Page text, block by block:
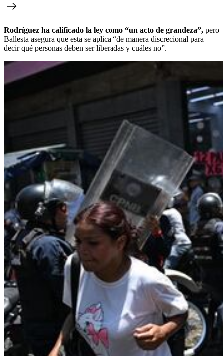
Rodríguez ha calificado la ley como “un acto de grandeza”, pero
Ballesta asegura que esta se aplica “de manera discrecional para
decir qué personas deben ser liberadas y cuáles no”.